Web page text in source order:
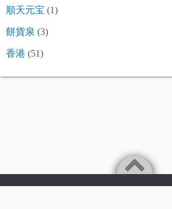
順天元宝 (1)
餅貨泉 (3)
香港 (51)